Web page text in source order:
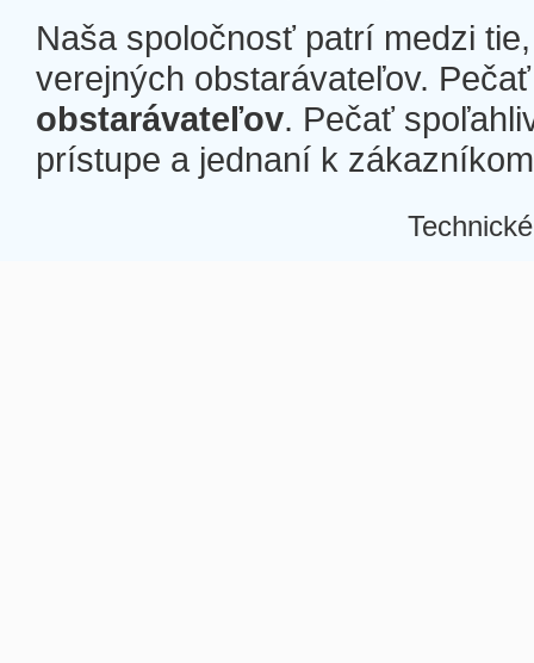
Naša spoločnosť patrí medzi
verejných obstarávateľov.
obstarávateľov. Pečať
prístupe a jednaní k